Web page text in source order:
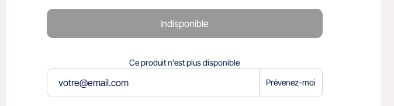
Indisponible
Ce produit n'est plus disponible
Prévenez-moi